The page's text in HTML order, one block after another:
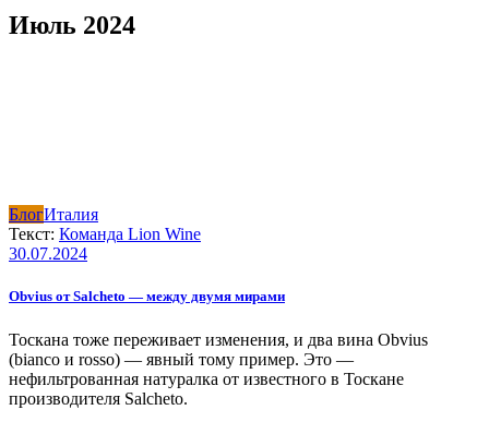
Июль 2024
БлогИталия
Текст: Команда Lion Wine
30.07.2024
Obvius от Salcheto — между двумя мирами
Тоскана тоже переживает изменения, и два вина Obvius
(bianco и rosso) — явный тому пример. Это —
нефильтрованная натуралка от известного в Тоскане
производителя Salcheto.